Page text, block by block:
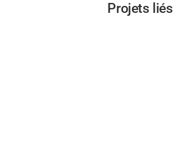
Projets liés